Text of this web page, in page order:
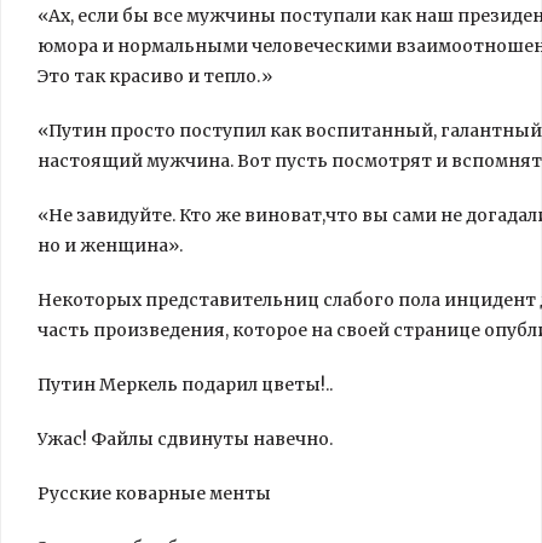
«Ах, если бы все мужчины поступали как наш
юмора и нормальными человеческими
Это так красиво и тепло.»
«Путин просто поступил как воспитанный,
настоящий мужчина. Вот пусть посмотрят и
«Не завидуйте. Кто же виноват,что вы сами не
но и женщина».
Некоторых представительниц слабого пола
часть произведения, которое на своей странице
Путин Меркель подарил цветы!..
Ужас! Файлы сдвинуты навечно.
Русские коварные менты